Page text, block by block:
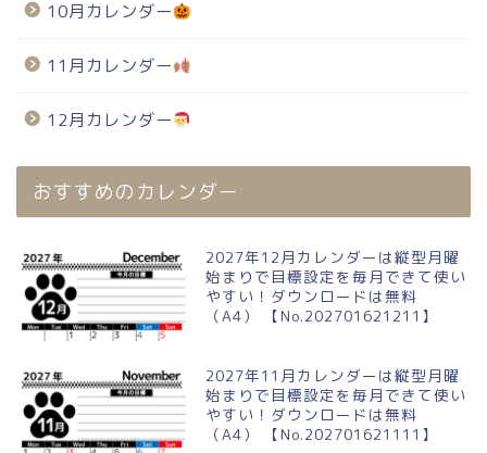
10月カレンダー
11月カレンダー
12月カレンダー
おすすめのカレンダー
2027年12月カレンダーは縦型月曜
始まりで目標設定を毎月できて使い
やすい！ダウンロードは無料
（A4） 【No.202701621211】
2027年11月カレンダーは縦型月曜
始まりで目標設定を毎月できて使い
やすい！ダウンロードは無料
（A4） 【No.202701621111】